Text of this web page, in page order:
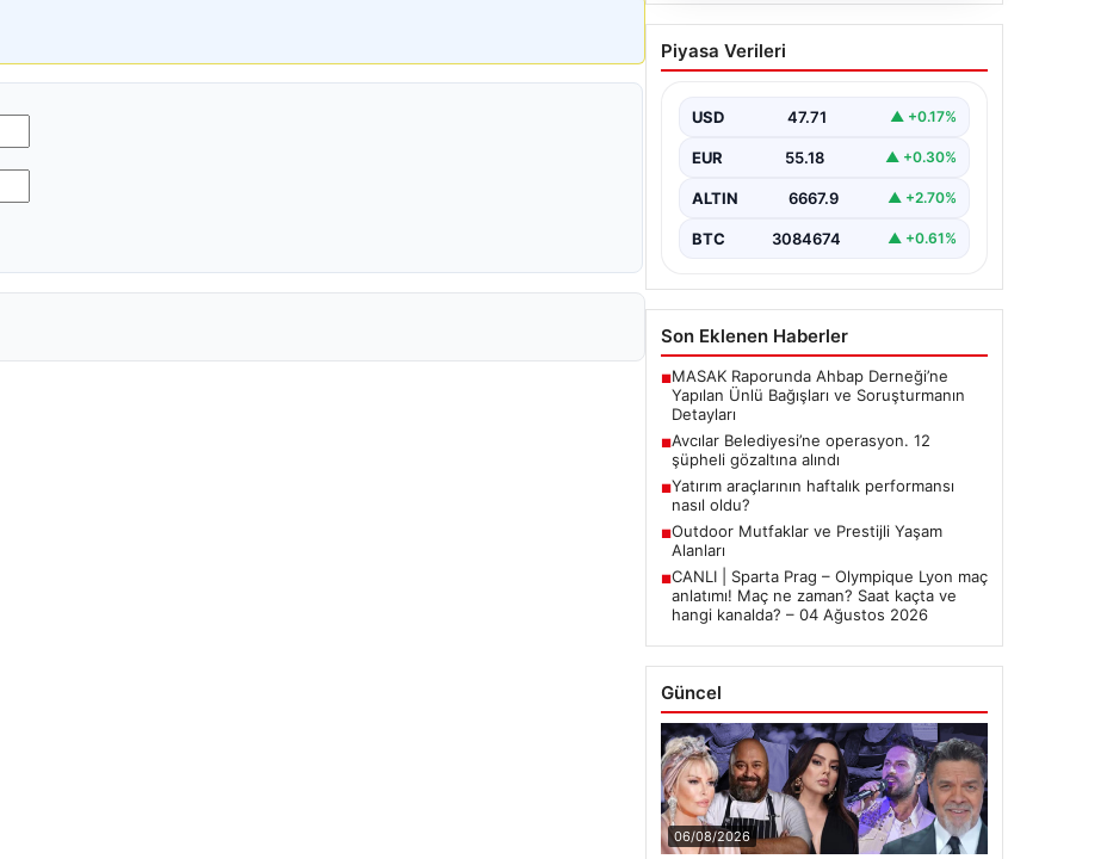
Avcılar Belediyesi’ne
operasyon. 12 şüpheli
Piyasa Verileri
USD 47.71 ▲ +0.17%
EUR 55.18 ▲ +0.30%
ALTIN 6667.9 ▲ +2.70%
BTC 3084674 ▲ +0.61%
Son Eklenen Haberler
■MASAK Raporunda Ahbap Derneği’ne
Yapılan Ünlü Bağışları ve Soruşturmanın
Detayları
■Avcılar Belediyesi’ne operasyon. 12
şüpheli gözaltına alındı
■Yatırım araçlarının haftalık performansı
nasıl oldu?
■Outdoor Mutfaklar ve Prestijli Yaşam
Alanları
■CANLI | Sparta Prag – Olympique Lyon maç
anlatımı! Maç ne zaman? Saat kaçta ve
hangi kanalda? – 04 Ağustos 2026
Güncel
06/08/2026